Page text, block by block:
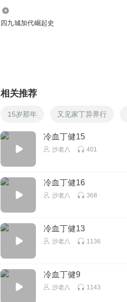
四九城加代崛起史
相关推荐
15岁那年 又见家丁异界行
冷血丁健15
沙老八 401
冷血丁健16
沙老八 368
冷血丁健13
沙老八 1136
冷血丁健9
沙老八 1143